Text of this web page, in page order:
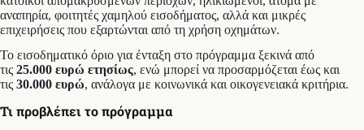
αναπηρία, φοιτητές χαμηλού εισοδήματος, αλλά και μικρές
επιχειρήσεις που εξαρτώνται από τη χρήση οχημάτων.
Το εισοδηματικό όριο για ένταξη στο πρόγραμμα ξεκινά από
τις 25.000 ευρώ ετησίως, ενώ μπορεί να προσαρμόζεται έως και
τις 30.000 ευρώ, ανάλογα με κοινωνικά και οικογενειακά κριτήρια.
Τι προβλέπει το πρόγραμμα